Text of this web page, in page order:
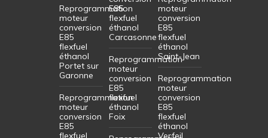
Reprogrammation
moteur
conversion
E85
flexfuel
éthanol
Portet sur
Garonne
Reprogrammation
moteur
conversion
E85
flexfuel
E85
flexfuel
éthanol
Carcasonne
Reprogrammation
moteur
conversion
E85
flexfuel
éthanol
Foix
moteur
conversion
E85
flexfuel
éthanol
Saint-Jean
Reprogrammation
moteur
conversion
E85
flexfuel
éthanol
Verfeil